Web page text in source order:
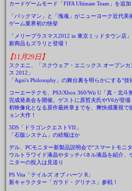
カードゲームモード「FIFA Ultimate Team」を追加
「パックマン」と「塊魂」がニューヨーク近代美
ゲーム業界初の快挙
「メリープラスマス2012 in 東京ミッドタウン店
新商品もズラリと登場！
【11月29日】
スクエニ、「スクウェア・エニックス オープンカ
ス 2012」
「Agni's Philosophy」の舞台裏を明らかにする“技
コーエーテクモ、PS3/Xbox 360/Wii U「真・北斗
完成発表会を開催。ゲストに原哲夫氏やV6が登場
初映像化となる原作最終章までを、爽快感重視で
ョン大作！
3DS「ドラゴンクエストVII」
「石版システム」の続報ほか
デル、PCモニター新製品説明会で“スマートモニ
ウルトラワイド液晶やタッチパネル液晶を紹介、
ニターの投入は見送り
PS Vita「テイルズ オブ ハーツ R」
新キャラクター「ガラド・グリナス」参戦！